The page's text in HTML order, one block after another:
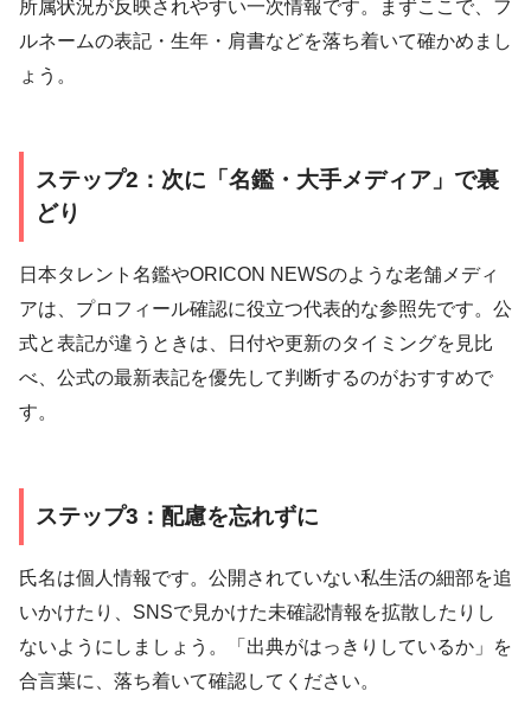
所属状況が反映されやすい一次情報です。まずここで、フ
ルネームの表記・生年・肩書などを落ち着いて確かめまし
ょう。
ステップ2：次に「名鑑・大手メディア」で裏
どり
日本タレント名鑑やORICON NEWSのような老舗メディ
アは、プロフィール確認に役立つ代表的な参照先です。公
式と表記が違うときは、日付や更新のタイミングを見比
べ、公式の最新表記を優先して判断するのがおすすめで
す。
ステップ3：配慮を忘れずに
氏名は個人情報です。公開されていない私生活の細部を追
いかけたり、SNSで見かけた未確認情報を拡散したりし
ないようにしましょう。「出典がはっきりしているか」を
合言葉に、落ち着いて確認してください。